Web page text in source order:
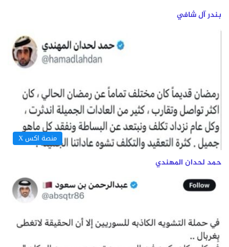
بندر آل شافي
منصة اكس X
حمد لحدان المهندي